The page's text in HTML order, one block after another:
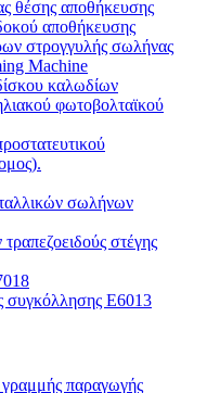
θέσης αποθήκευσης
αποθήκευσης
στρογγυλής σωλήνας
Machine
καλωδίων
φωτοβολταϊκού
σωλήνων
στέγης
E6013